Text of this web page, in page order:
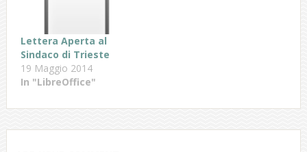
Lettera Aperta al
Sindaco di Trieste
19 Maggio 2014
In "LibreOffice"